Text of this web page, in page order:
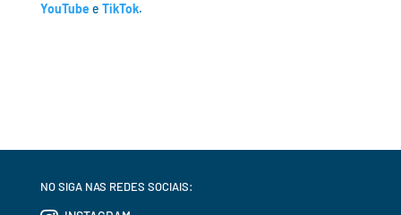
YouTube e TikTok.
NO SIGA NAS REDES SOCIAIS: